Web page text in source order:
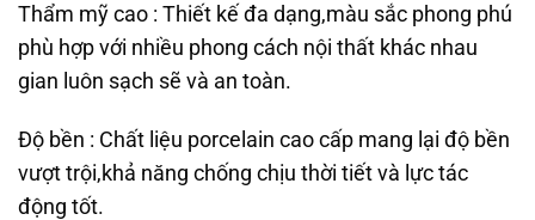
Thẩm mỹ cao : Thiết kế đa dạng,màu sắc phong phú
phù hợp với nhiều phong cách nội thất khác nhau
gian luôn sạch sẽ và an toàn.
Độ bền : Chất liệu porcelain cao cấp mang lại độ bền
vượt trội,khả năng chống chịu thời tiết và lực tác
động tốt.